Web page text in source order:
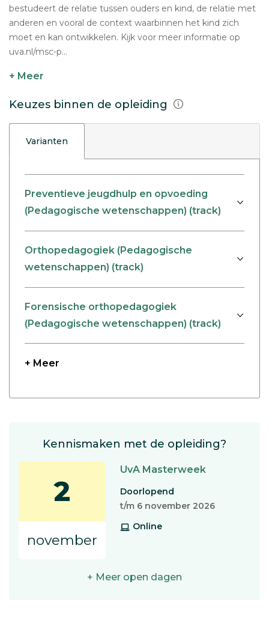
bestudeert de relatie tussen ouders en kind, de relatie met
anderen en vooral de context waarbinnen het kind zich
moet en kan ontwikkelen. Kijk voor meer informatie op
uva.nl/msc-p...
+ Meer
Keuzes binnen de opleiding
Varianten
Preventieve jeugdhulp en opvoeding
(Pedagogische wetenschappen) (track)
Orthopedagogiek (Pedagogische
wetenschappen) (track)
Forensische orthopedagogiek
(Pedagogische wetenschappen) (track)
+ Meer
Kennismaken met de opleiding?
2
november
UvA Masterweek
Doorlopend
t/m 6 november 2026
Online
+ Meer open dagen